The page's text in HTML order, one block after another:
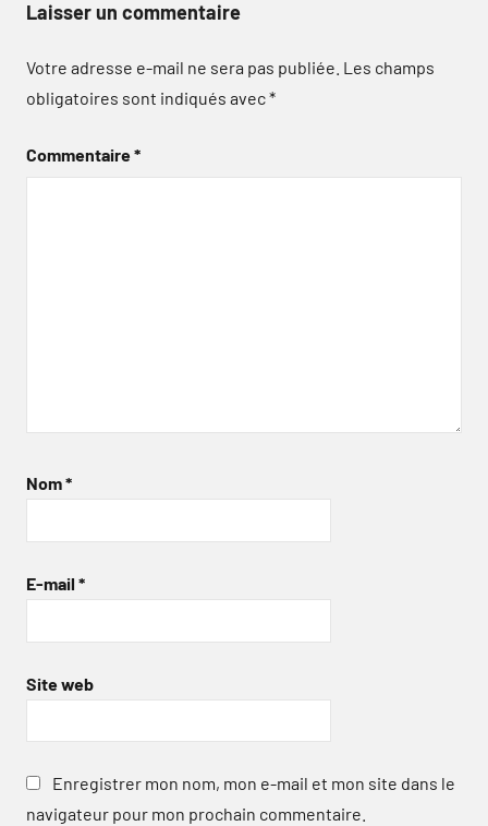
Laisser un commentaire
Votre adresse e-mail ne sera pas publiée. Les champs
obligatoires sont indiqués avec*
Commentaire*
Nom*
E-mail *
Site web
Enregistrer mon nom, mon e-mail et mon site dans le
navigateur pour mon prochain commentaire.